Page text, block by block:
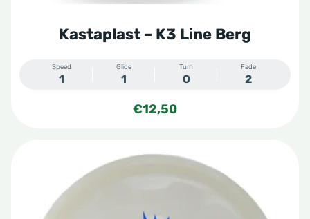
Kastaplast – K3 Line Berg
Speed
1
Glide
1
Turn
0
Fade
2
€12,50
productpagina